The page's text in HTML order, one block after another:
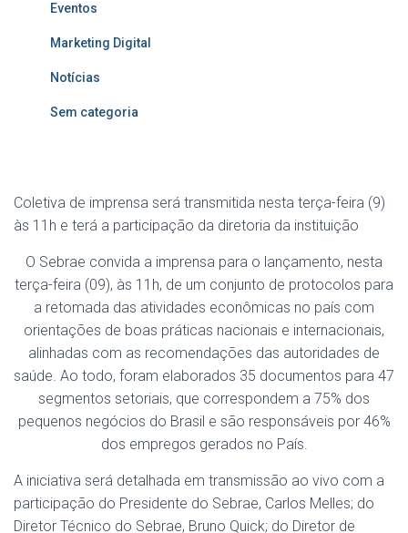
Eventos
Marketing Digital
Notícias
Sem categoria
Coletiva de imprensa será transmitida nesta terça-feira (9)
às 11h e terá a participação da diretoria da instituição
O Sebrae convida a imprensa para o lançamento, nesta
terça-feira (09), às 11h, de um conjunto de protocolos para
a retomada das atividades econômicas no país com
orientações de boas práticas nacionais e internacionais,
alinhadas com as recomendações das autoridades de
saúde. Ao todo, foram elaborados 35 documentos para 47
segmentos setoriais, que correspondem a 75% dos
pequenos negócios do Brasil e são responsáveis por 46%
dos empregos gerados no País.
A iniciativa será detalhada em transmissão ao vivo com a
participação do Presidente do Sebrae, Carlos Melles; do
Diretor Técnico do Sebrae, Bruno Quick; do Diretor de